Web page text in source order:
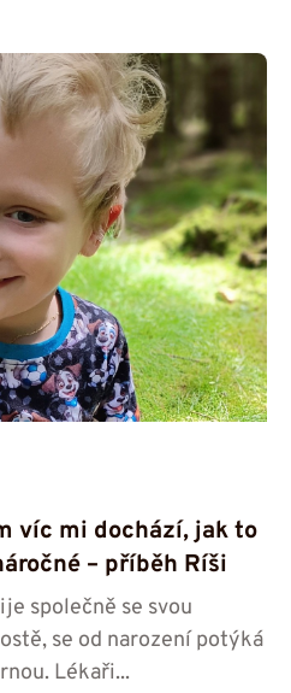
víc mi dochází, jak to
– příběh Ríši
společně se svou
se od narození potýká
Lékaři...